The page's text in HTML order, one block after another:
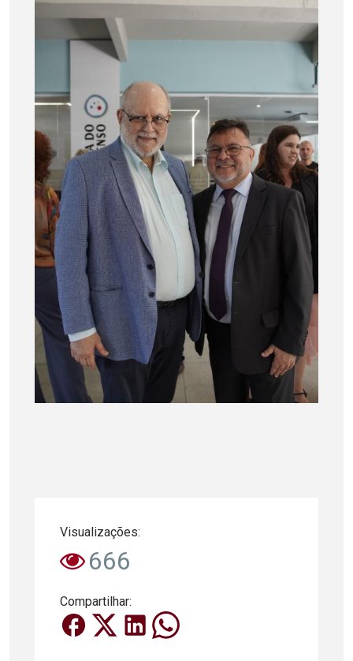
Visualizações:
666
Compartilhar: